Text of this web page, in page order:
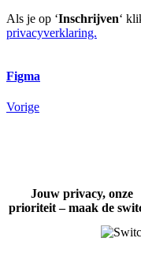
Als je op ‘Inschrijven‘
privacyverklaring.
Vorige
Figma
Jouw privacy, onze
prioriteit – maak de